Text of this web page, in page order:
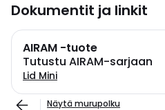
Dokumentit ja linkit
AIRAM -tuote
Tutustu AIRAM-sarjaan
Lid Mini
Näytä murupolku